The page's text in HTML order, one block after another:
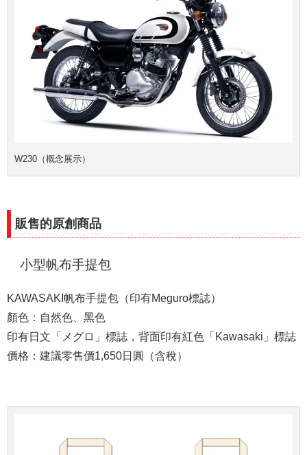
W230（概念展示）
販售的原創商品
小型帆布手提包
KAWASAKI帆布手提包（印有Meguro標誌）
顏色：自然色、黑色
印有日文「メグロ」標誌，背面印有紅色「Kawasaki」標誌
價格：建議零售價1,650日圓（含稅）